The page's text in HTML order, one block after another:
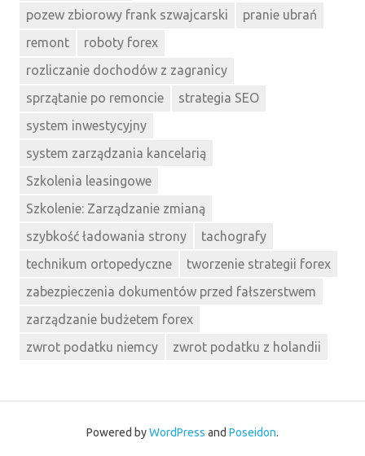
pozew zbiorowy frank szwajcarski
pranie ubrań
remont
roboty forex
rozliczanie dochodów z zagranicy
sprzątanie po remoncie
strategia SEO
system inwestycyjny
system zarządzania kancelarią
Szkolenia leasingowe
Szkolenie: Zarządzanie zmianą
szybkość ładowania strony
tachografy
technikum ortopedyczne
tworzenie strategii forex
zabezpieczenia dokumentów przed fałszerstwem
zarządzanie budżetem forex
zwrot podatku niemcy
zwrot podatku z holandii
Powered byWordPress and Poseidon.